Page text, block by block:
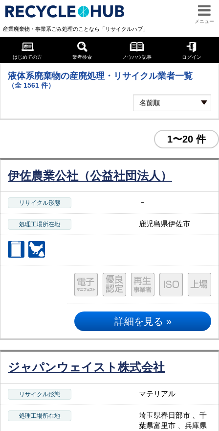
液体系廃棄物
メニュー
産業廃棄物・事業系ごみ処理のことなら「リサイクルハブ」
はじめての方 業者検索 ノウハウ記事 ログイン
液体系廃棄物の産廃処理・リサイクル業者一覧
（全 1561 件）
1〜20 件
伊佐農業公社（公益社団法人）
リサイクル形態 －
処理工場所在地 鹿児島県伊佐市
詳細を見る »
ジャパンウェイスト株式会社
リサイクル形態 マテリアル
処理工場所在地
埼玉県春日部市 、千
葉県富里市 、兵庫県